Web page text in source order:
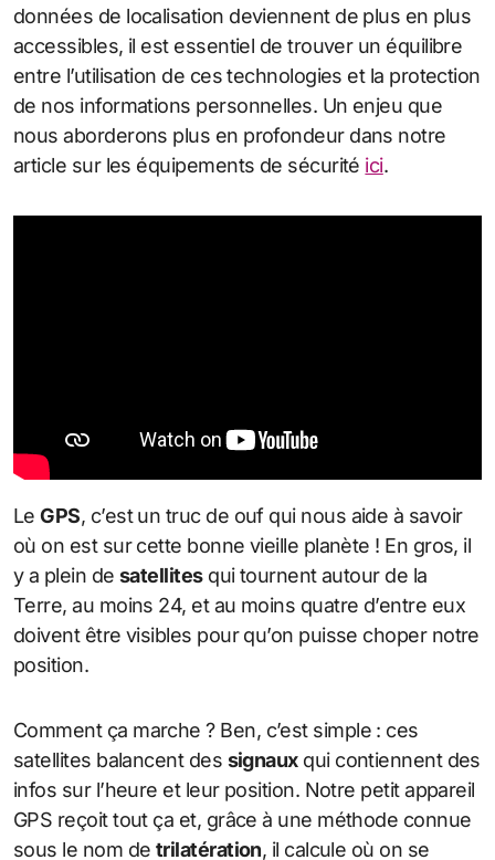
données de localisation deviennent de plus en plus
accessibles, il est essentiel de trouver un équilibre
entre l’utilisation de ces technologies et la protection
de nos informations personnelles. Un enjeu que
nous aborderons plus en profondeur dans notre
article sur les équipements de sécurité ici.
LeGPS, c’est un truc de ouf qui nous aide à savoir
où on est sur cette bonne vieille planète ! En gros, il
y a plein de satellitesqui tournent autour de la
Terre, au moins 24, et au moins quatre d’entre eux
doivent être visibles pour qu’on puisse choper notre
position.
Comment ça marche ? Ben, c’est simple : ces
satellites balancent des signauxqui contiennent des
infos sur l’heure et leur position. Notre petit appareil
GPS reçoit tout ça et, grâce à une méthode connue
sous le nom de trilatération, il calcule où on se